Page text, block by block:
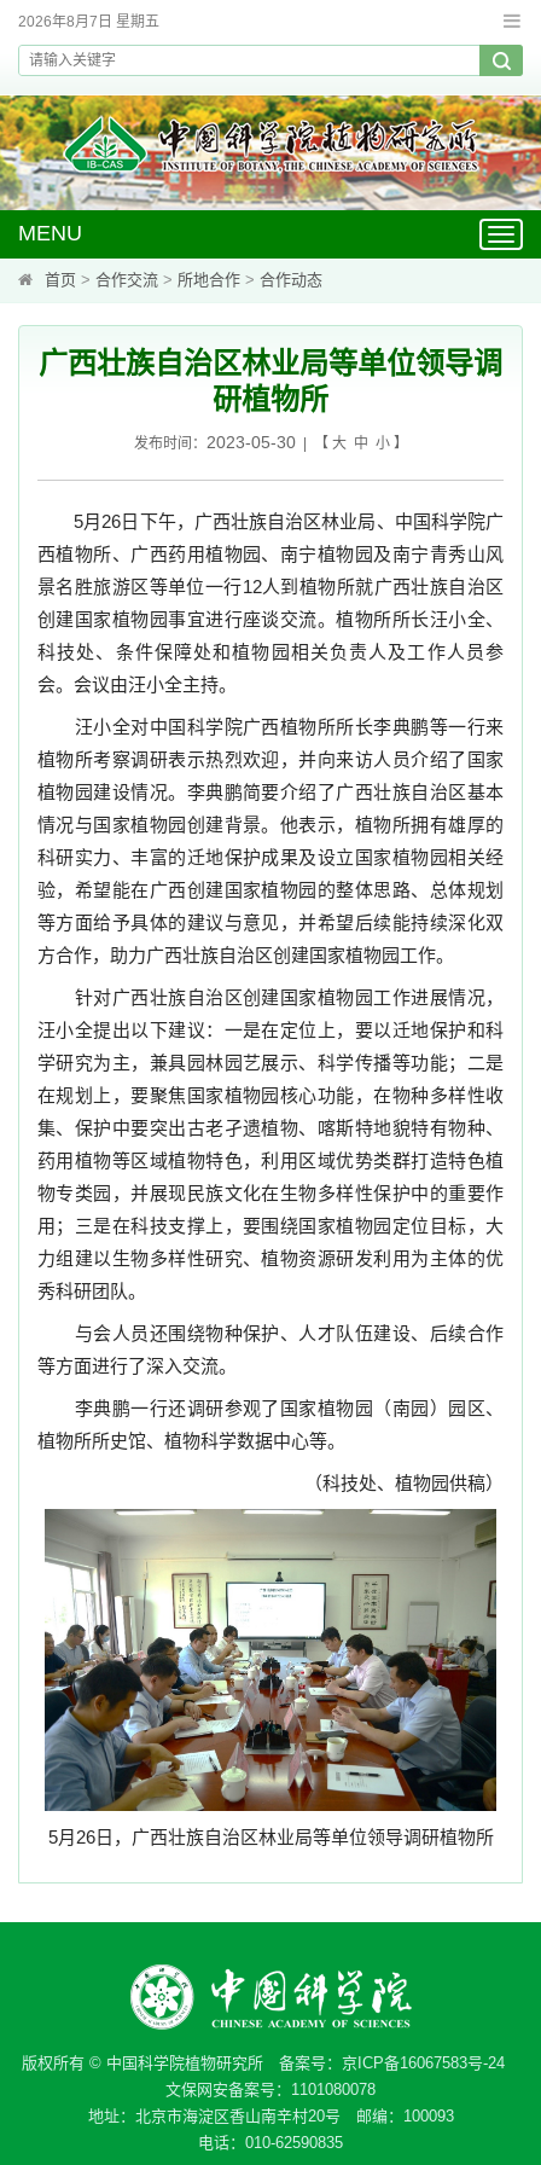
2026年8月7日 星期五
MENU
首页 > 合作交流 > 所地合作 > 合作动态
广西壮族自治区林业局等单位领导调
研植物所
发布时间： 2023-05-30| 【 大 中 小】
5月 26日下午，广西壮族自治区林业局、中国科学院广
西植物所、广西药用植物园、南宁植物园及南宁青秀山风
景名胜旅游区等单位一行12人到植物所就广西壮族自治区
创建国家植物园事宜进行座谈交流。植物所所长汪小全、
科技处、条件保障处和植物园相关负责人及工作人员参
会。会议由汪小全主持。
汪小全对中国科学院广西植物所所长李典鹏等一行来
植物所考察调研表示热烈欢迎，并向来访人员介绍了国家
植物园建设情况。李典鹏简要介绍了广西壮族自治区基本
情况与国家植物园创建背景。他表示，植物所拥有雄厚的
科研实力、丰富的迁地保护成果及设立国家植物园相关经
验，希望能在广西创建国家植物园的整体思路、总体规划
等方面给予具体的建议与意见，并希望后续能持续深化双
方合作，助力广西壮族自治区创建国家植物园工作。
针对广西壮族自治区创建国家植物园工作进展情况，
汪小全提出以下建议：一是在定位上，要以迁地保护和科
学研究为主，兼具园林园艺展示、科学传播等功能；二是
在规划上，要聚焦国家植物园核心功能，在物种多样性收
集、保护中要突出古老孑遗植物、喀斯特地貌特有物种、
药用植物等区域植物特色，利用区域优势类群打造特色植
物专类园，并展现民族文化在生物多样性保护中的重要作
用；三是在科技支撑上，要围绕国家植物园定位目标，大
力组建以生物多样性研究、植物资源研发利用为主体的优
秀科研团队。
与会人员还围绕物种保护、人才队伍建设、后续合作
等方面进行了深入交流。
李典鹏一行还调研参观了国家植物园（南园）园区、
植物所所史馆、植物科学数据中心等。
（科技处、植物园供稿）
5月 26日，广西壮族自治区林业局等单位领导调研植物所
版权所有 © 中国科学院植物研究所 备案号： 京ICP备16067583号-24
文保网安备案号：1101080078
地址：北京市海淀区香山南辛村20号 邮编：100093
电话：010-62590835